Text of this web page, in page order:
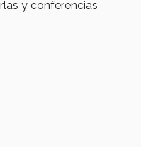
y conferencias